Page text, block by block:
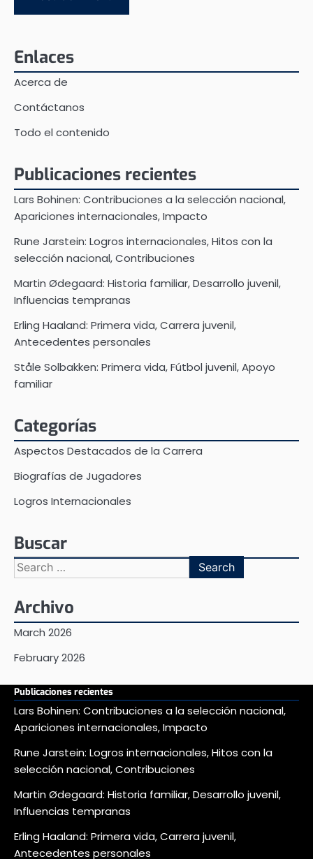
Enlaces
Acerca de
Contáctanos
Todo el contenido
Publicaciones recientes
Lars Bohinen: Contribuciones a la selección nacional,
Apariciones internacionales, Impacto
Rune Jarstein: Logros internacionales, Hitos con la
selección nacional, Contribuciones
Martin Ødegaard: Historia familiar, Desarrollo juvenil,
Influencias tempranas
Erling Haaland: Primera vida, Carrera juvenil,
Antecedentes personales
Ståle Solbakken: Primera vida, Fútbol juvenil, Apoyo
familiar
Categorías
Aspectos Destacados de la Carrera
Biografías de Jugadores
Logros Internacionales
Buscar
Search
for:
Archivo
March 2026
February 2026
Publicaciones recientes
Lars Bohinen: Contribuciones a la selección nacional,
Apariciones internacionales, Impacto
Rune Jarstein: Logros internacionales, Hitos con la
selección nacional, Contribuciones
Martin Ødegaard: Historia familiar, Desarrollo juvenil,
Influencias tempranas
Erling Haaland: Primera vida, Carrera juvenil,
Antecedentes personales